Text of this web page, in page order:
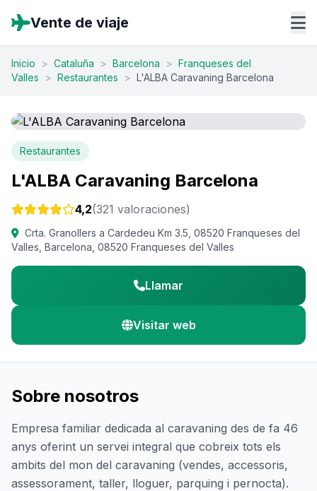
Vente de viaje
Inicio > Cataluña > Barcelona > Franqueses del
Valles
> Restaurantes > L'ALBA Caravaning Barcelona
Restaurantes
L'ALBA Caravaning Barcelona
4,2(321 valoraciones)
Crta. Granollers a Cardedeu Km 3.5, 08520 Franqueses del
Valles, Barcelona, 08520 Franqueses del Valles
Llamar
Visitar web
Sobre nosotros
Empresa familiar dedicada al caravaning des de fa 46
anys oferint un servei integral que cobreix tots els
ambits del mon del caravaning (vendes, accessoris,
assessorament, taller, lloguer, parquing i pernocta).